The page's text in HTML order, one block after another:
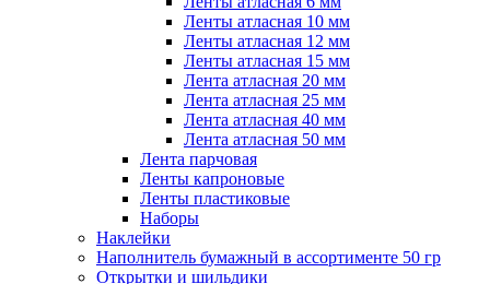
Ленты атласная 10 мм
Ленты атласная 12 мм
Ленты атласная 15 мм
Лента атласная 20 мм
Лента атласная 25 мм
Лента атласная 40 мм
Лента атласная 50 мм
Лента парчовая
Ленты капроновые
Ленты пластиковые
Наборы
Наклейки
Наполнитель бумажный в ассортименте 50 гр
Открытки и шильдики